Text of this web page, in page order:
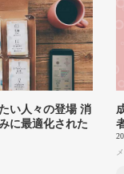
い人々の登場 消
に最適化された